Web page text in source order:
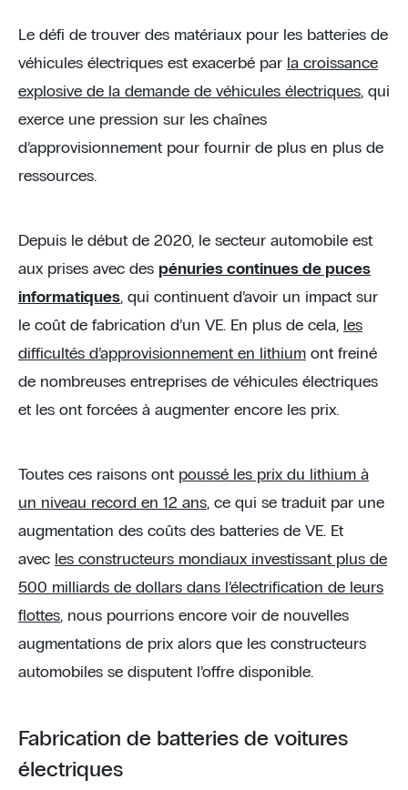
Le défi de trouver des matériaux pour les batteries de
véhicules électriques est exacerbé par la croissance
explosive de la demande de véhicules électriques, qui
exerce une pression sur les chaînes
d’approvisionnement pour fournir de plus en plus de
ressources.
Depuis le début de 2020, le secteur automobile est
aux prises avec des pénuries continues de puces
informatiques, qui continuent d’avoir un impact sur
le coût de fabrication d’un VE. En plus de cela, les
difficultés d’approvisionnement en lithium ont freiné
de nombreuses entreprises de véhicules électriques
et les ont forcées à augmenter encore les prix.
Toutes ces raisons ont poussé les prix du lithium à
un niveau record en 12 ans, ce qui se traduit par une
augmentation des coûts des batteries de VE. Et
avec les constructeurs mondiaux investissant plus de
500 milliards de dollars dans l’électrification de leurs
flottes, nous pourrions encore voir de nouvelles
augmentations de prix alors que les constructeurs
automobiles se disputent l’offre disponible.
Fabrication de batteries de voitures
électriques